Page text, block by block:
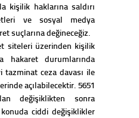
kişilik haklarına saldırı
ve sosyal medya
suçlarına değineceğiz.
siteleri üzerinden kişilik
hakaret durumlarında
tazminat ceza davası ile
açılabilecektir. 5651
değişiklikten sonra
ciddi değişiklikler